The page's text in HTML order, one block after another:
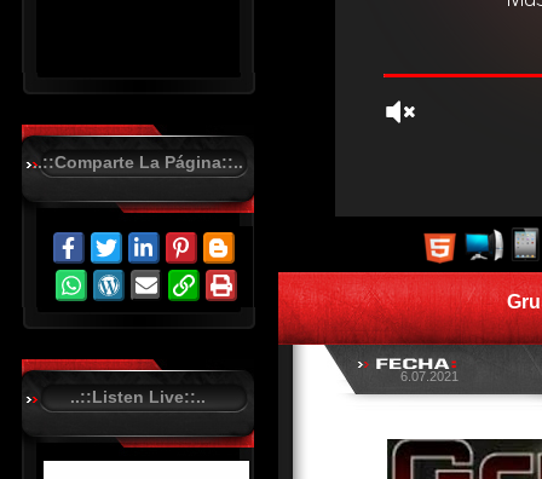
..::Comparte La Página::..
..::Listen Live::..
A
T
.
N
6.07.2021